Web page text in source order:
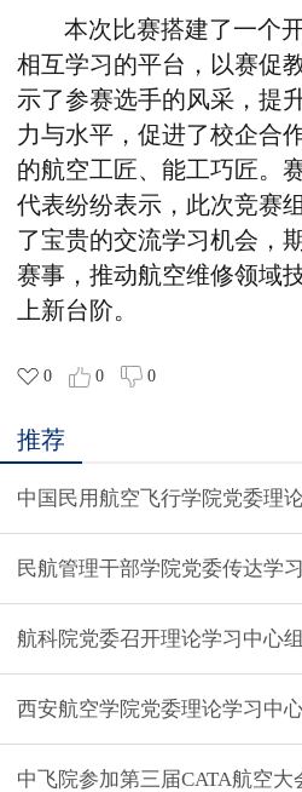
本次比赛搭建了一个
相互学习的平台，以赛促
示了参赛选手的风采，提
力与水平，促进了校企合
的航空工匠、能工巧匠。
代表纷纷表示，此次竞赛
了宝贵的交流学习机会，
赛事，推动航空维修领域
上新台阶。
0 0 0
推荐
中国民用航空飞行学院党委理
民航管理干部学院党委传达学
航科院党委召开理论学习中心
西安航空学院党委理论学习中
中飞院参加第三届CATA航空大